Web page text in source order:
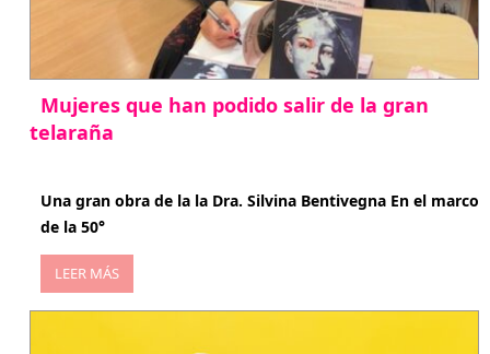
Mujeres que han podido salir de la gran
telaraña
Una gran obra de la la Dra. Silvina Bentivegna En el marco
de la 50°
LEER MÁS